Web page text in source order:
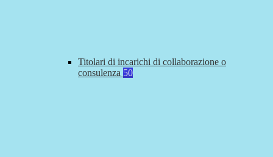
Titolari di incarichi di collaborazione o
consulenza 50